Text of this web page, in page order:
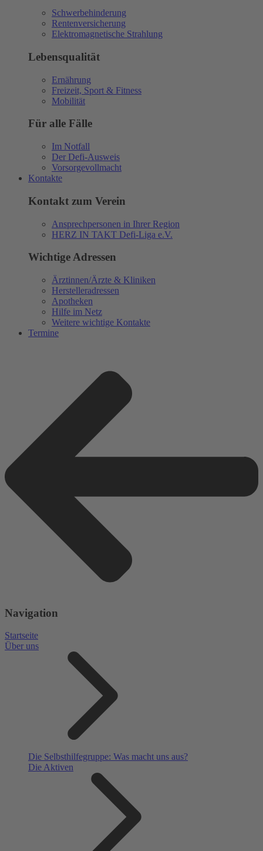
Schwerbehinderung
Rentenversicherung
Elektromagnetische Strahlung
Lebensqualität
Ernährung
Freizeit, Sport & Fitness
Mobilität
Für alle Fälle
Im Notfall
Der Defi-Ausweis
Vorsorgevollmacht
Kontakte
Kontakt zum Verein
Ansprechpersonen in Ihrer Region
HERZ IN TAKT Defi-Liga e.V.
Wichtige Adressen
Ärztinnen/Ärzte & Kliniken
Herstelleradressen
Apotheken
Hilfe im Netz
Weitere wichtige Kontakte
Termine
Navigation
Startseite
Über uns
Die Selbsthilfegruppe: Was macht uns aus?
Die Aktiven